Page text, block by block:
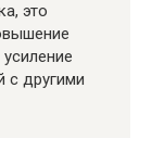
это
с другими